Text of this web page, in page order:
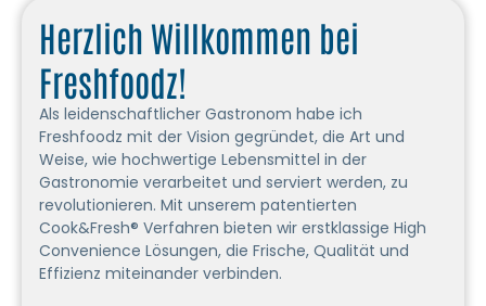
Herzlich Willkommen bei
Freshfoodz!
Als leidenschaftlicher Gastronom habe ich
Freshfoodz mit der Vision gegründet, die Art und
Weise, wie hochwertige Lebensmittel in der
Gastronomie verarbeitet und serviert werden, zu
revolutionieren. Mit unserem patentierten
Cook&Fresh® Verfahren bieten wir erstklassige High
Convenience Lösungen, die Frische, Qualität und
Effizienz miteinander verbinden.